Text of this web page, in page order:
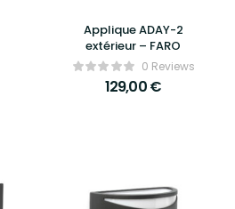
Applique ADAY-2
extérieur – FARO
0 Reviews
129,00€